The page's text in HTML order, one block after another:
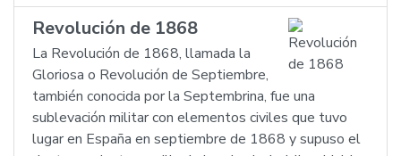
Revolución de 1868
La Revolución de 1868, llamada la
Gloriosa o Revolución de Septiembre,
también conocida por la Septembrina, fue una
sublevación militar con elementos civiles que tuvo
lugar en España en septiembre de 1868 y supuso el